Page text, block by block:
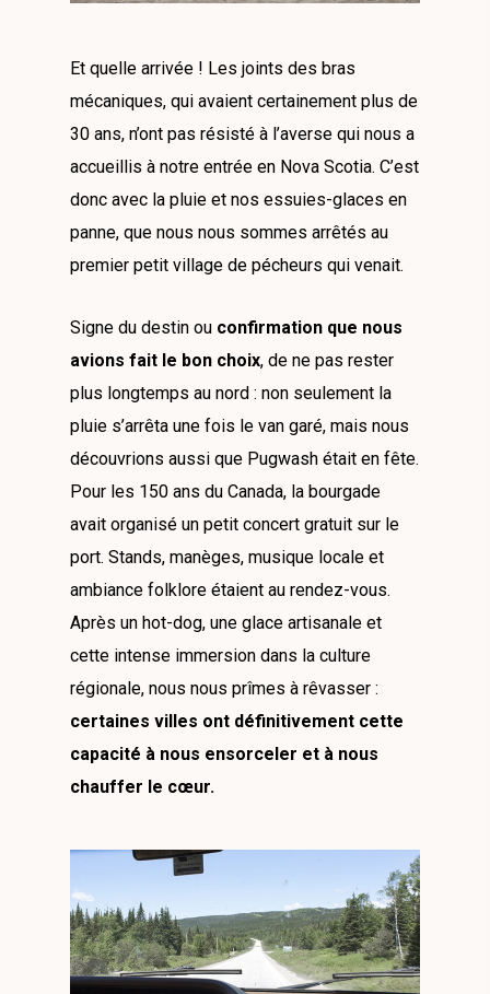
Et quelle arrivée ! Les joints des bras
mécaniques, qui avaient certainement plus de
30 ans, n’ont pas résisté à l’averse qui nous a
accueillis à notre entrée en Nova Scotia. C’est
donc avec la pluie et nos essuies-glaces en
panne, que nous nous sommes arrêtés au
premier petit village de pécheurs qui venait.
Signe du destin ou confirmation que nous
avions fait le bon choix, de ne pas rester
plus longtemps au nord : non seulement la
pluie s’arrêta une fois le van garé, mais nous
découvrions aussi que Pugwash était en fête.
Pour les 150 ans du Canada, la bourgade
avait organisé un petit concert gratuit sur le
port. Stands, manèges, musique locale et
ambiance folklore étaient au rendez-vous.
Après un hot-dog, une glace artisanale et
cette intense immersion dans la culture
régionale, nous nous prîmes à rêvasser :
certaines villes ont définitivement cette
capacité à nous ensorceler et à nous
chauffer le cœur.